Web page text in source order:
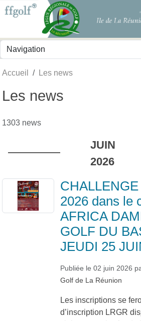
Accueil Les news
Les news
1303 news
JUIN
2026
2026 dans le
AFRICA
GOLF DU
JEUDI 25
Publiée le 02 juin 2026
Golf de La Réunion
Les inscriptions se
d’inscription LRGR
Panneau de gestion des cookies